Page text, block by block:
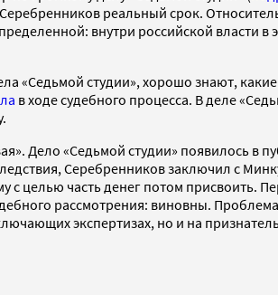
реальный срок.
внутри российской власти
«Седьмой студии», хорошо знают,
в ходе судебного процесса. В деле
Дело «Седьмой студии» появилось в
Серебренников заключил с
целью часть денег потом присвоить.
рассмотрения: виновны.
экспертизах, но и на